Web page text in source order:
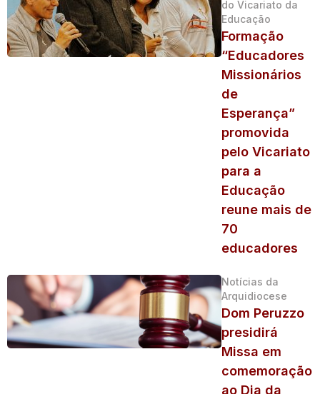
do Vicariato da
Educação
Formação
“Educadores
Missionários
de
Esperança”
promovida
pelo Vicariato
para a
Educação
reune mais de
70
educadores
Notícias da
Arquidiocese
Dom Peruzzo
presidirá
Missa em
comemoração
ao Dia da